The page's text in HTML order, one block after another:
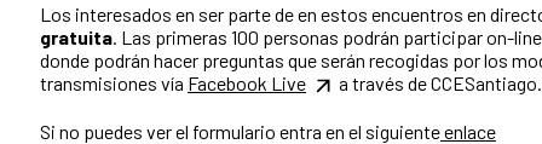
Los interesados en ser parte de en estos encuentros en
gratuita . Las primeras 100 personas podrán participar on-
donde podrán hacer preguntas que serán recogidas por los
transmisiones vía Facebook Live a través de CCESantiago.
Si no puedes ver el formulario entra en el siguienteenlace